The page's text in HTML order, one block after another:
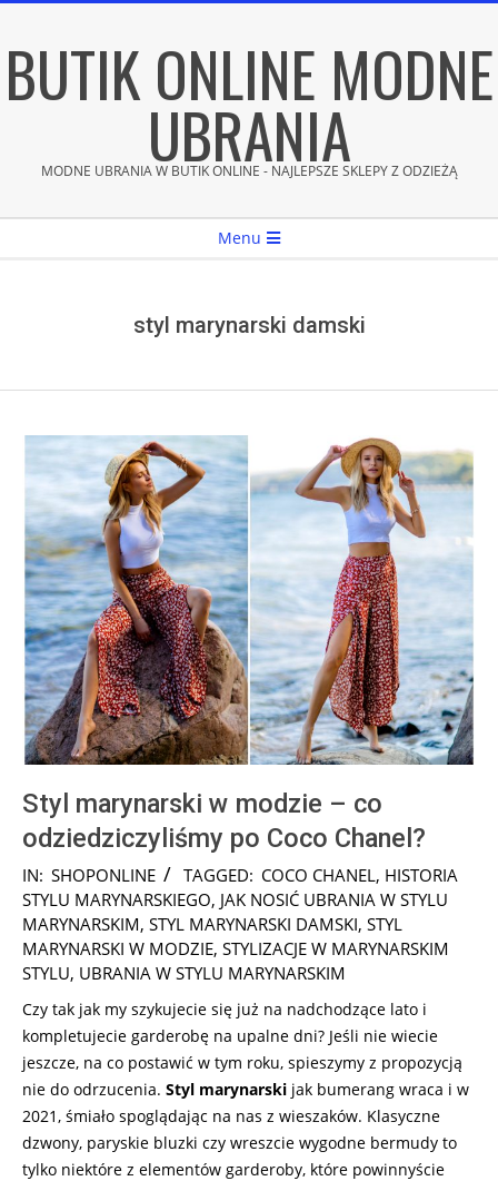
content
BUTIK ONLINE MODNE
UBRANIA
MODNE UBRANIA W BUTIK ONLINE - NAJLEPSZE SKLEPY Z ODZIEŻĄ
Menu
styl marynarski damski
Styl marynarski w modzie – co
odziedziczyliśmy po Coco Chanel?
2025-
08-
05
IN: SHOPONLINE TAGGED: COCO CHANEL, HISTORIA
STYLU MARYNARSKIEGO, JAK NOSIĆ UBRANIA W STYLU
MARYNARSKIM, STYL MARYNARSKI DAMSKI, STYL
MARYNARSKI W MODZIE, STYLIZACJE W MARYNARSKIM
STYLU, UBRANIA W STYLU MARYNARSKIM
Czy tak jak my szykujecie się już na nadchodzące lato i
kompletujecie garderobę na upalne dni? Jeśli nie wiecie
jeszcze, na co postawić w tym roku, spieszymy z propozycją
nie do odrzucenia. Styl marynarski jak bumerang wraca i w
2021, śmiało spoglądając na nas z wieszaków. Klasyczne
dzwony, paryskie bluzki czy wreszcie wygodne bermudy to
tylko niektóre z elementów garderoby, które powinnyście